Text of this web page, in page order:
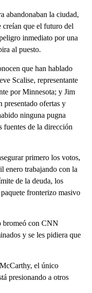
abandonaban la ciudad,
que el futuro del
inmediato por una
al puesto.
que han hablado
Scalise, representante
por Minnesota; y Jim
presentado ofertas y
ninguna pugna
fuentes de la dirección
primero los votos,
enero trabajando con la
de la deuda, los
fronterizo masivo
bromeó con CNN
y se les pidiera que
el único
presionando a otros